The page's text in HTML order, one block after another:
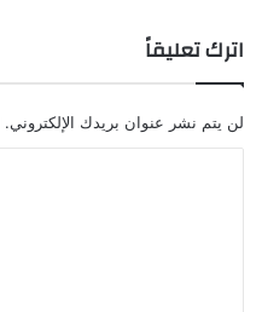
اترك تعليقاً
لن يتم نشر عنوان بريدك الإلكتروني.